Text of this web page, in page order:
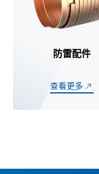
防雷配件
查看更多